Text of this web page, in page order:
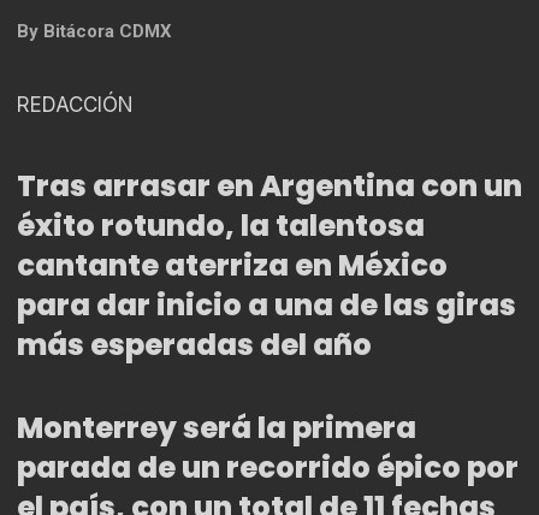
By Bitácora CDMX
REDACCIÓN
Tras arrasar en Argentina con un
éxito rotundo, la talentosa
cantante aterriza en México
para dar inicio a una de las giras
más esperadas del año
Monterrey será la primera
parada de un recorrido épico por